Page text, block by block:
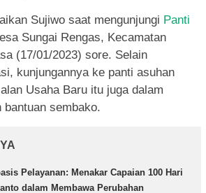
Sujiwo saat mengunjungi Panti
Sungai Rengas, Kecamatan
(17/01/2023) sore. Selain
kunjungannya ke panti asuhan
Usaha Baru itu juga dalam
bantuan sembako.
Pelayanan: Menakar Capaian 100 Hari
dalam Membawa Perubahan